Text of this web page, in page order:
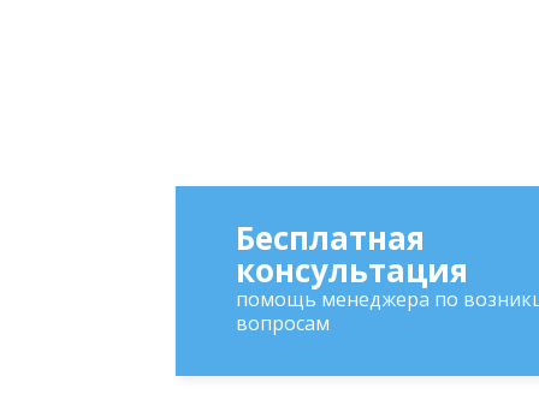
Бесплатная
консультация
помощь менеджера по
вопросам